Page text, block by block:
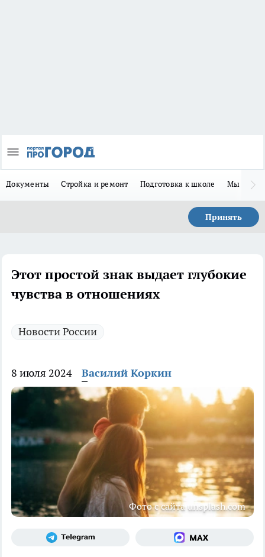
Документы Стройка и ремонт Подготовка к школе Мы в MAX
Принять
Этот простой знак выдает глубокие
чувства в отношениях
Новости России
8 июля 2024 Василий Коркин
Фото с сайта unsplash.com